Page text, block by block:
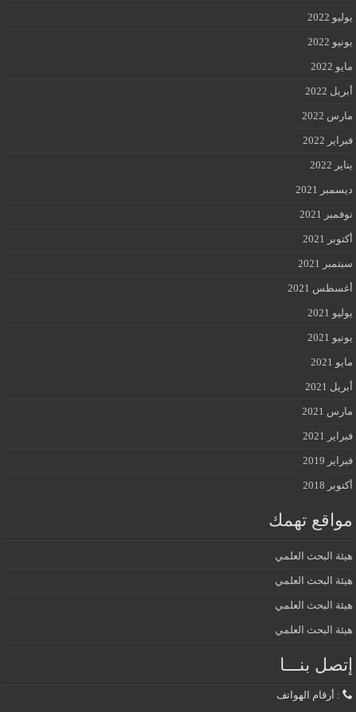
يوليو 2022
يونيو 2022
مايو 2022
أبريل 2022
مارس 2022
فبراير 2022
يناير 2022
ديسمبر 2021
نوفمبر 2021
أكتوبر 2021
سبتمبر 2021
أغسطس 2021
يوليو 2021
يونيو 2021
مايو 2021
أبريل 2021
مارس 2021
فبراير 2021
فبراير 2019
أكتوبر 2018
مواقع تهمك
هيئة البحث العلمي
هيئة البحث العلمي
هيئة البحث العلمي
هيئة البحث العلمي
إتصل بنـــا
: أرقام الهواتف